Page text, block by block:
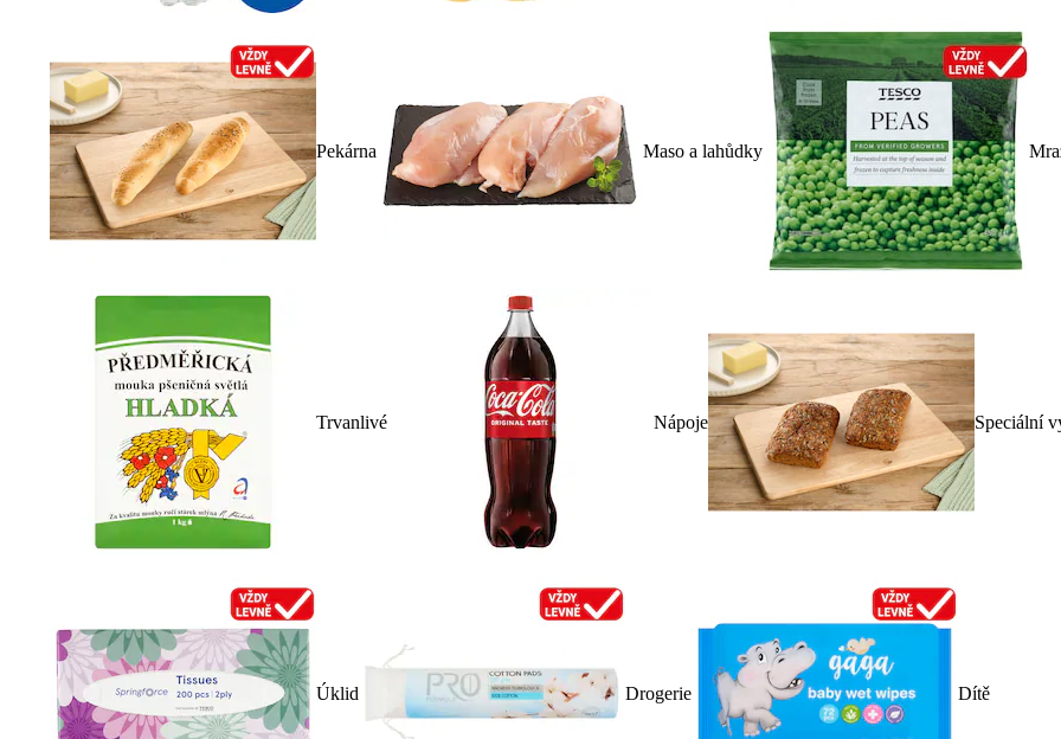
Pekárna Maso a lahůdky
Trvanlivé Nápoje Speciální
Úklid Drogerie Dítě